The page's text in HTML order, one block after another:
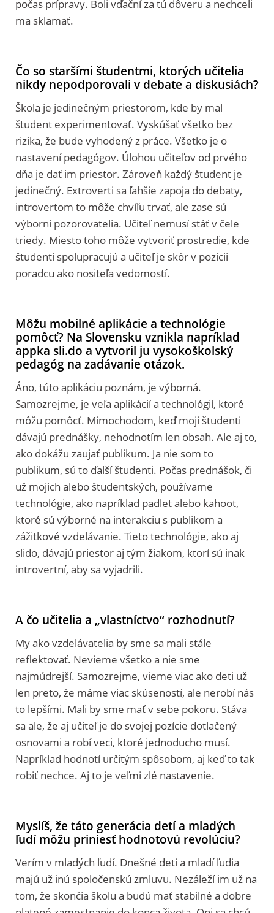
počas prípravy. Boli vďační za tú dôveru a nechceli
ma sklamať.
Čo so staršími študentmi, ktorých učitelia
nikdy nepodporovali v debate a diskusiách?
Škola je jedinečným priestorom, kde by mal
študent experimentovať. Vyskúšať všetko bez
rizika, že bude vyhodený z práce. Všetko je o
nastavení pedagógov. Úlohou učiteľov od prvého
dňa je dať im priestor. Zároveň každý študent je
jedinečný. Extroverti sa ľahšie zapoja do debaty,
introvertom to môže chvíľu trvať, ale zase sú
výborní pozorovatelia. Učiteľ nemusí stáť v čele
triedy. Miesto toho môže vytvoriť prostredie, kde
študenti spolupracujú a učiteľ je skôr v pozícii
poradcu ako nositeľa vedomostí.
Môžu mobilné aplikácie a technológie
pomôcť? Na Slovensku vznikla napríklad
appka sli.do a vytvoril ju vysokoškolský
pedagóg na zadávanie otázok.
Áno, túto aplikáciu poznám, je výborná.
Samozrejme, je veľa aplikácií a technológií, ktoré
môžu pomôcť. Mimochodom, keď moji študenti
dávajú prednášky, nehodnotím len obsah. Ale aj to,
ako dokážu zaujať publikum. Ja nie som to
publikum, sú to ďalší študenti. Počas prednášok, či
už mojich alebo študentských, používame
technológie, ako napríklad padlet alebo kahoot,
ktoré sú výborné na interakciu s publikom a
zážitkové vzdelávanie. Tieto technológie, ako aj
slido, dávajú priestor aj tým žiakom, ktorí sú inak
introvertní, aby sa vyjadrili.
A čo učitelia a „vlastníctvo“ rozhodnutí?
My ako vzdelávatelia by sme sa mali stále
reflektovať. Nevieme všetko a nie sme
najmúdrejší. Samozrejme, vieme viac ako deti už
len preto, že máme viac skúseností, ale nerobí nás
to lepšími. Mali by sme mať v sebe pokoru. Stáva
sa ale, že aj učiteľ je do svojej pozície dotlačený
osnovami a robí veci, ktoré jednoducho musí.
Napríklad hodnotí určitým spôsobom, aj keď to tak
robiť nechce. Aj to je veľmi zlé nastavenie.
Myslíš, že táto generácia detí a mladých
ľudí môžu priniesť hodnotovú revolúciu?
Verím v mladých ľudí. Dnešné deti a mladí ľudia
majú už inú spoločenskú zmluvu. Nezáleží im už na
tom, že skončia školu a budú mať stabilné a dobre